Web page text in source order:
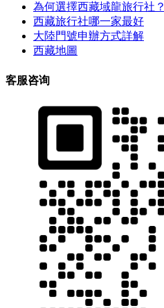
為何選擇西藏域龍旅行社？
西藏旅行社哪一家最好
大陸門號申辦方式詳解
西藏地圖
客服咨询